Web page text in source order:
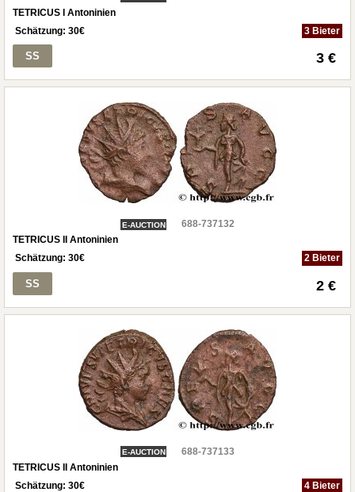
TETRICUS I Antoninien
Schätzung: 30€ 3 Bieter
SS 3 €
E-AUCTION
688-737132
TETRICUS II Antoninien
Schätzung: 30€ 2 Bieter
SS 2 €
E-AUCTION
688-737133
TETRICUS II Antoninien
Schätzung: 30€ 4 Bieter